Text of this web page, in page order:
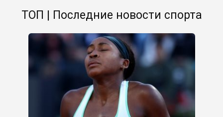
ТОП | Последние новости спорта